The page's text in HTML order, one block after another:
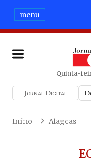
menu
Quinta-
Jornal Digital
Início Alagoas